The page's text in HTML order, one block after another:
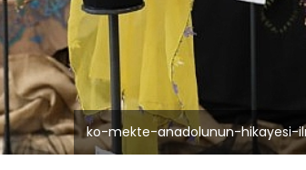
ko-mekte-anadolunun-hikayesi-